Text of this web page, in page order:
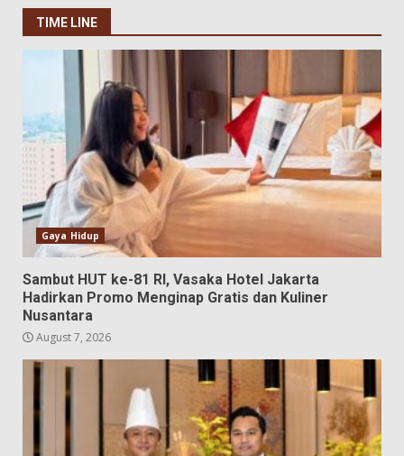
TIME LINE
Gaya Hidup
Sambut HUT ke-81 RI, Vasaka Hotel Jakarta
Hadirkan Promo Menginap Gratis dan Kuliner
Nusantara
August 7, 2026